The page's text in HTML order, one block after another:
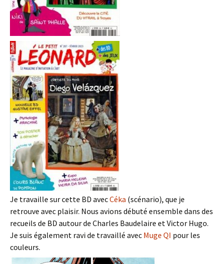
Je travaille sur cette BD avecCéka (scénario), que je
retrouve avec plaisir. Nous avions débuté ensemble dans des
recueils de BD autour de Charles Baudelaire et Victor Hugo.
Je suis également ravi de travaillé avec Muge QI pour les
couleurs.